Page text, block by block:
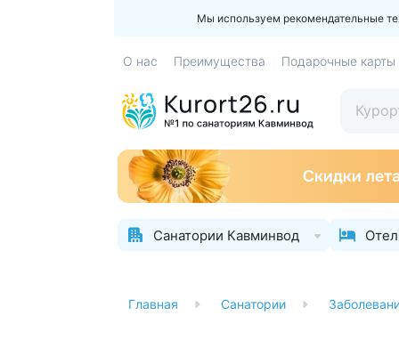
Мы используем рекомендательные
О нас Преимущества Подарочные карты
Санатории Кавминвод
Главная Санатории